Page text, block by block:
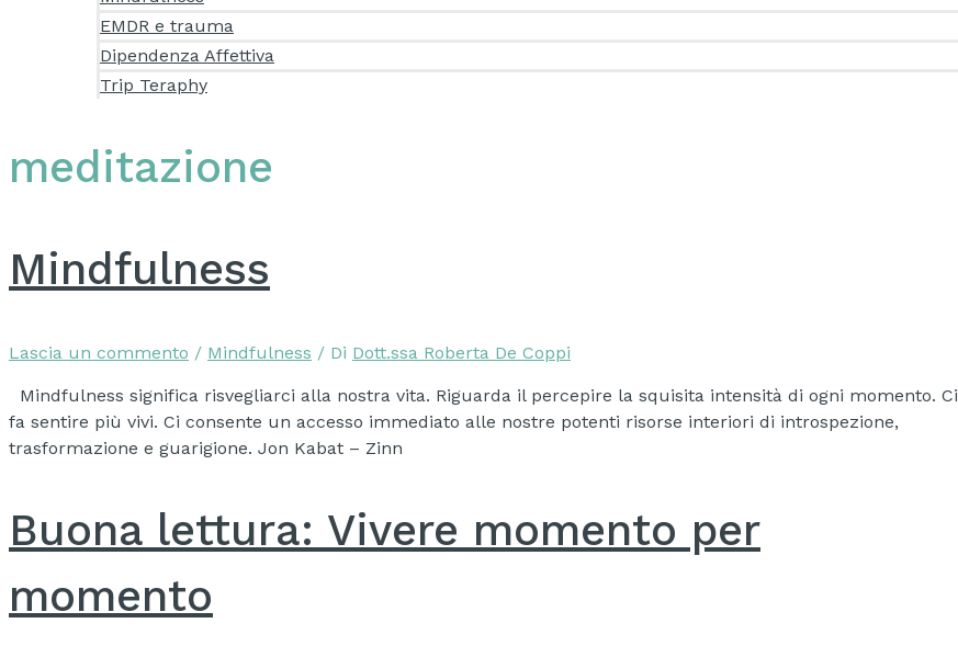
EMDR e trauma
Dipendenza Affettiva
Trip Teraphy
meditazione
Mindfulness
Lascia un commento / Mindfulness / Di Dott.ssa Roberta De Coppi
Mindfulness significa risvegliarci alla nostra vita. Riguarda il percepire la squisita intensità di ogni momento. Ci
fa sentire più vivi. Ci consente un accesso immediato alle nostre potenti risorse interiori di introspezione,
trasformazione e guarigione. Jon Kabat – Zinn
Buona lettura: Vivere momento per
momento